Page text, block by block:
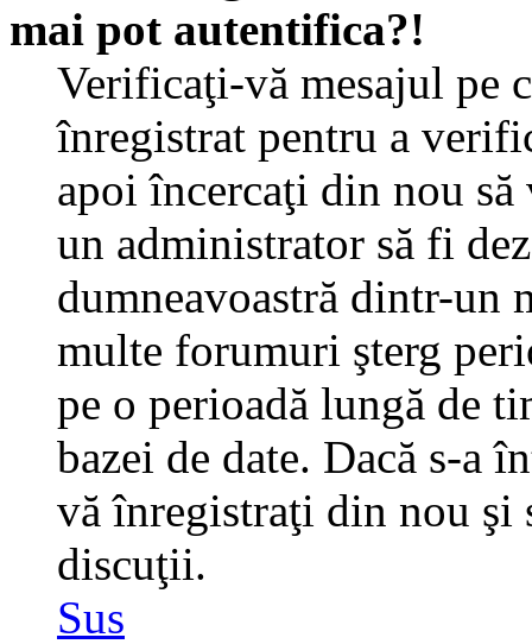
mai pot autentifica?!
Verificaţi-vă mesajul pe
înregistrat pentru a
apoi încercaţi din nou
un administrator să fi
dumneavoastră dintr-un
multe forumuri şterg
pe o perioadă lungă de
bazei de date. Dacă s-a
vă înregistraţi din nou
discuţii.
Sus